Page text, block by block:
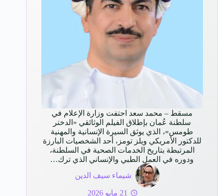
مسقط – محمد سعد احتفت وزارة الإعلام في
سلطنة عُمان بإطلاق الفيلم الوثائقي «الدختر
طومس»، الذي يوثق السيرة الإنسانية والمهنية
للدكتور الأمريكي ويلز تومز، أحد الشخصيات البارزة
المرتبطة بتاريخ الخدمات الصحية في السلطنة،
ودوره في العمل الطبي والإنساني الذي ترك…
شيماء سيف الدين
21 مايو 2026